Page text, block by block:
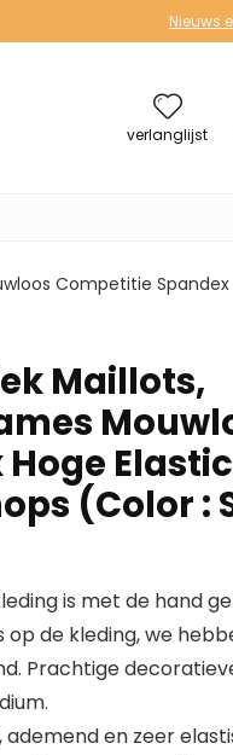
Nieuws
verlanglijst
Competitie Spandex
Maillots,
(Color :
is met de hand
de kleding, we
Prachtige
en zeer